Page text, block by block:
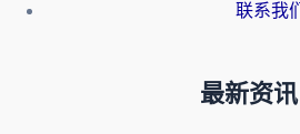
联系我们
最新资讯